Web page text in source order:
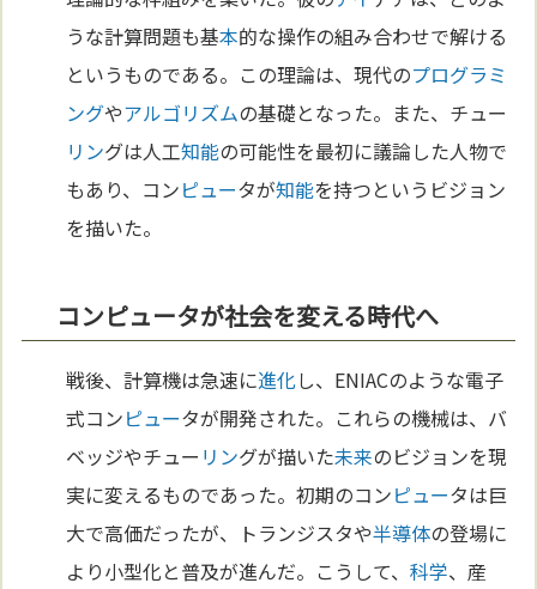
うな計算問題も基本的な操作の組み合わせで解ける
というものである。この理論は、現代のプログラミ
ングやアルゴリズムの基礎となった。また、チュー
リングは人工知能の可能性を最初に議論した人物で
もあり、コンピュータが知能を持つというビジョン
を描いた。
コンピュータが社会を変える時代へ
戦後、計算機は急速に進化し、ENIACのような電子
式コンピュータが開発された。これらの機械は、バ
ベッジやチュー リングが描いた未来のビジョンを現
実に変えるものであった。初期のコンピュータは巨
大で高価だったが、トランジスタや半導体の登場に
より小型化と普及が進んだ。こうして、科学、産